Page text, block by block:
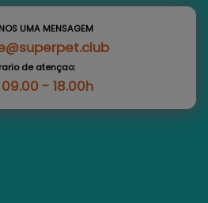
UMA MENSAGEM
de atençao:
09.00 - 18.00h